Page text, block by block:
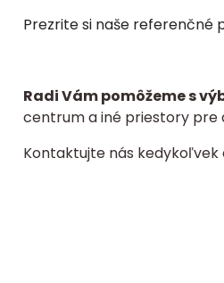
Prezrite si naše referenčné
Radi Vám pomôžeme s
centrum a iné priestory pre
Kontaktujte nás